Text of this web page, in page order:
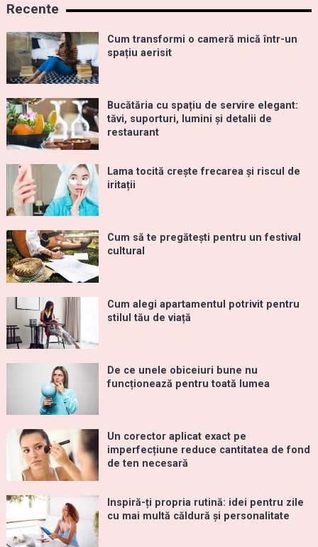
Recente
Cum transformi o cameră mică într-un
spațiu aerisit
Bucătăria cu spațiu de servire elegant:
tăvi, suporturi, lumini și detalii de
restaurant
Lama tocită crește frecarea și riscul de
iritații
Cum să te pregătești pentru un festival
cultural
Cum alegi apartamentul potrivit pentru
stilul tău de viață
De ce unele obiceiuri bune nu
funcționează pentru toată lumea
Un corector aplicat exact pe
imperfecțiune reduce cantitatea de fond
de ten necesară
Inspiră-ți propria rutină: idei pentru zile
cu mai multă căldură și personalitate